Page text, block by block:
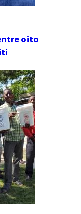
oito